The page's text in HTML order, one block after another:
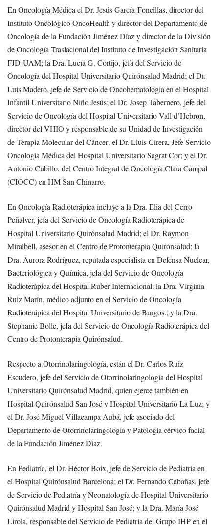
En Oncología Médica el Dr. Jesús García-Foncillas, director del
Instituto Oncológico OncoHealth y director del Departamento de
Oncología de la Fundación Jiménez Díaz y director de la División
de Oncología Traslacional del Instituto de Investigación Sanitaria
FJD-UAM; la Dra. Lucía G. Cortijo, jefa del Servicio de
Oncología del Hospital Universitario Quirónsalud Madrid; el Dr.
Luis Madero, jefe de Servicio de Oncohematología en el Hospital
Infantil Universitario Niño Jesús; el Dr. Josep Tabernero, jefe del
Servicio de Oncología del Hospital Universitario Vall d’Hebron,
director del VHIO y responsable de su Unidad de Investigación
de Terapia Molecular del Cáncer; el Dr. Lluis Cirera, Jefe Servicio
Oncología Médica del Hospital Universitario Sagrat Cor; y el Dr.
Antonio Cubillo, del Centro Integral de Oncología Clara Campal
(CIOCC) en HM San Chinarro.
En Oncología Radioterápica incluye a la Dra. Elia del Cerro
Peñalver, jefa del Servicio de Oncología Radioterápica de
Hospital Universitario Quirónsalud Madrid; el Dr. Raymon
Miralbell, asesor en el Centro de Protonterapia Quirónsalud; la
Dra. Aurora Rodríguez, reputada especialista en Defensa Nuclear,
Bacteriológica y Química, jefa del Servicio de Oncología
Radioterápica del Hospital Ruber Internacional; la Dra. Virginia
Ruiz Marín, médico adjunto en el Servicio de Oncología
Radioterápica del Hospital Universitario de Burgos.; y la Dra.
Stephanie Bolle, jefa del Servicio de Oncología Radioterápica del
Centro de Protonterapia Quirónsalud.
Respecto a Otorrinolaringología, están el Dr. Carlos Ruiz
Escudero, jefe del Servicio de Otorrinolaringología del Hospital
Universitario Quirónsalud Madrid, quien ejerce también en
Hospital Quirónsalud San José y Hospital Universitario La Luz; y
el Dr. José Miguel Villacampa Aubá, jefe asociado del
Departamento de Otorrinolaringología y Patología cérvico facial
de la Fundación Jiménez Díaz.
En Pediatría, el Dr. Héctor Boix, jefe de Servicio de Pediatría en
el Hospital Quirónsalud Barcelona; el Dr. Fernando Cabañas, jefe
de Servicio de Pediatría y Neonatología de Hospital Universitario
Quirónsalud Madrid y Hospital San José; y la Dra. María José
Lirola, responsable del Servicio de Pediatría del Grupo IHP en el